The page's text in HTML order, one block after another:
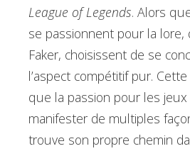
League of Legends. Alors
se passionnent pour la lore,
Faker, choisissent de se
l’aspect compétitif pur.
que la passion pour les
manifester de multiples
trouve son propre chemin